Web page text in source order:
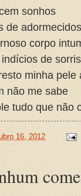
sonhos
de adormecidos
corpo
de
minha pele
não me sabe
tudo que não
16, 2012